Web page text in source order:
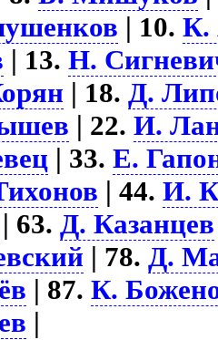
| 10.К.
| 13.Н.
| 18.Д.
| 22.И.
| 33.Е.
| 44.И.
| 63.Д. Казанцев
| 78.Д.
| 87.К.
|